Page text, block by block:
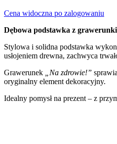
Cena widoczna po zalogowaniu
Dębowa podstawka z
Stylowa i solidna podstawka
usłojeniem drewna, zachwyca
Grawerunek „Na zdrowie!”
oryginalny element dekoracyjny.
Idealny pomysł na prezent – z